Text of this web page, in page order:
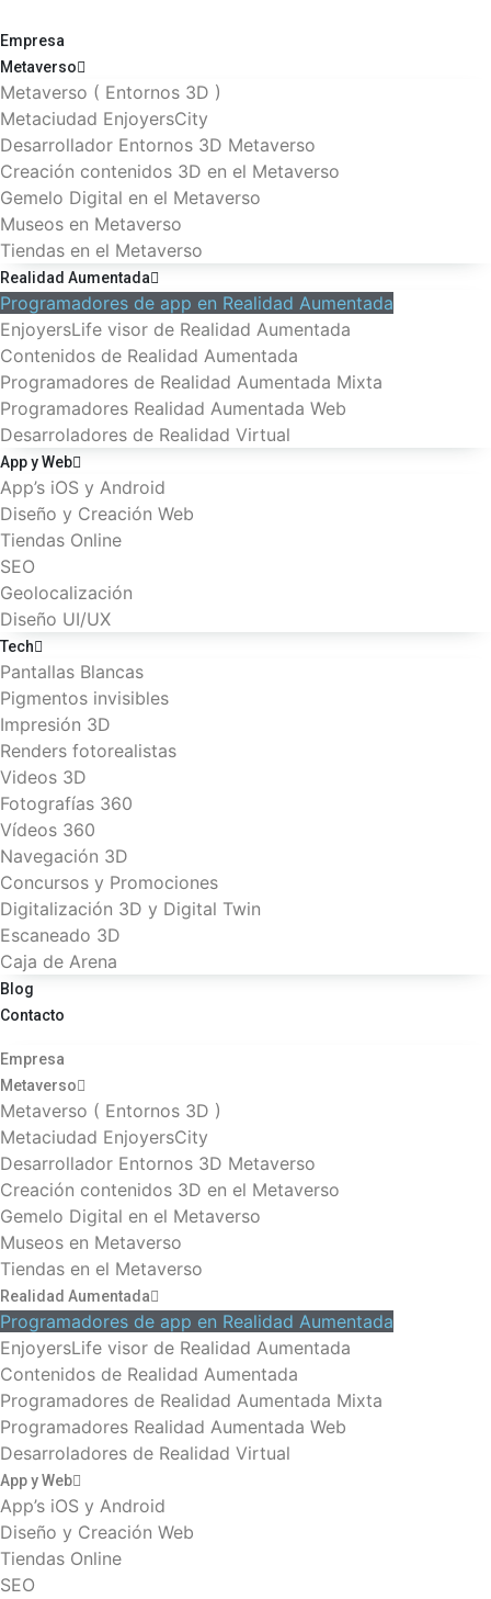
Empresa
Metaverso
Metaverso ( Entornos 3D )
Metaciudad EnjoyersCity
Desarrollador Entornos 3D Metaverso
Creación contenidos 3D en el Metaverso
Gemelo Digital en el Metaverso
Museos en Metaverso
Tiendas en el Metaverso
Realidad Aumentada
Programadores de app en Realidad Aumentada
EnjoyersLife visor de Realidad Aumentada
Contenidos de Realidad Aumentada
Programadores de Realidad Aumentada Mixta
Programadores Realidad Aumentada Web
Desarroladores de Realidad Virtual
App y Web
App’s iOS y Android
Diseño y Creación Web
Tiendas Online
SEO
Geolocalización
Diseño UI/UX
Tech
Pantallas Blancas
Pigmentos invisibles
Impresión 3D
Renders fotorealistas
Videos 3D
Fotografías 360
Vídeos 360
Navegación 3D
Concursos y Promociones
Digitalización 3D y Digital Twin
Escaneado 3D
Caja de Arena
Blog
Contacto
Empresa
Metaverso
Metaverso ( Entornos 3D )
Metaciudad EnjoyersCity
Desarrollador Entornos 3D Metaverso
Creación contenidos 3D en el Metaverso
Gemelo Digital en el Metaverso
Museos en Metaverso
Tiendas en el Metaverso
Realidad Aumentada
Programadores de app en Realidad Aumentada
EnjoyersLife visor de Realidad Aumentada
Contenidos de Realidad Aumentada
Programadores de Realidad Aumentada Mixta
Programadores Realidad Aumentada Web
Desarroladores de Realidad Virtual
App y Web
App’s iOS y Android
Diseño y Creación Web
Tiendas Online
SEO